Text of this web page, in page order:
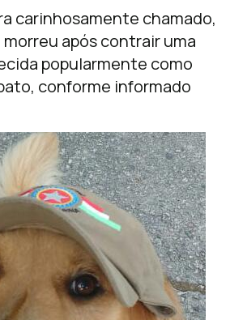
carinhosamente chamado,
após contrair uma
popularmente como
conforme informado